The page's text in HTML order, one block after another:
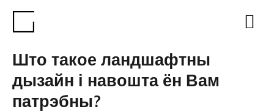
Што такое ландшафтны
дызайн і навошта ён Вам
патрэбны?